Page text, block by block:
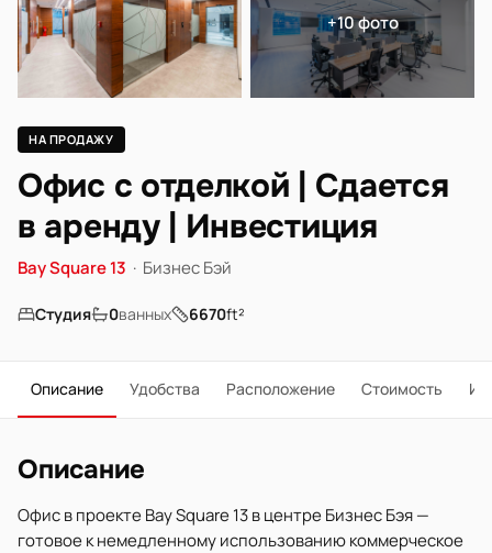
+10 фото
НА ПРОДАЖУ
Офис с отделкой | Сдается
в аренду | Инвестиция
Bay Square 13 · Бизнес Бэй
Студия 0ванных 6670ft²
Описание Удобства Расположение Стоимость
Описание
Офис в проекте Bay Square 13 в центре Бизнес Бэя —
готовое к немедленному использованию коммерческое